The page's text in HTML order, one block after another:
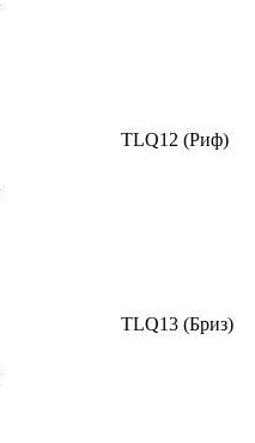
TLQ12 (Риф)
TLQ13 (Бриз)